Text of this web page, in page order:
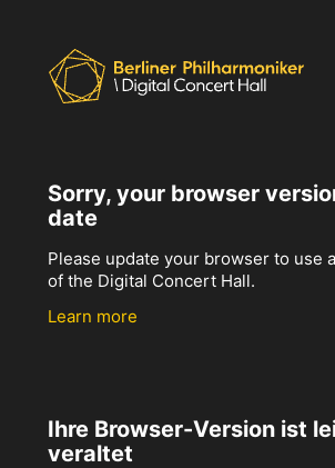
Sorry, your browser
date
Please update your browser to use
of the Digital Concert Hall.
Learn more
Ihre Browser-Version ist
veraltet